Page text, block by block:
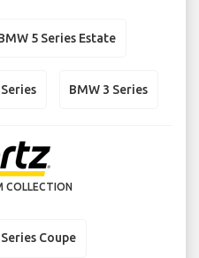
5 Series Estate
BMW 3 Series
COLLECTION
Coupe